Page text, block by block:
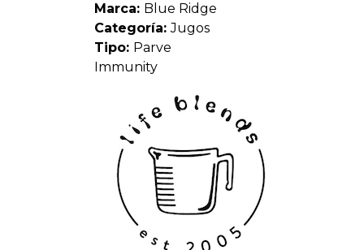
Marca: Blue Ridge
Categoría:Jugos
Tipo: Parve
Immunity